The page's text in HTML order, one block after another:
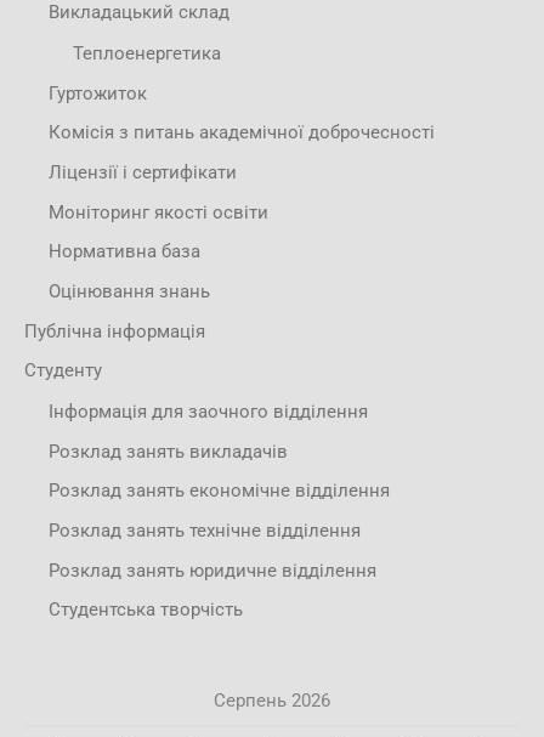
Викладацький склад
Теплоенергетика
Гуртожиток
Комісія з питань академічної доброчесності
Ліцензії і сертифікати
Моніторинг якості освіти
Нормативна база
Оцінювання знань
Публічна інформація
Студенту
Інформація для заочного відділення
Розклад занять викладачів
Розклад занять економічне відділення
Розклад занять технічне відділення
Розклад занять юридичне відділення
Студентська творчість
Серпень 2026